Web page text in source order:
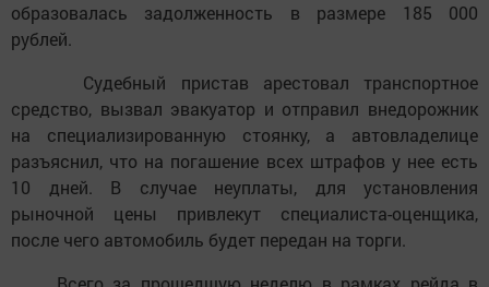
образовалась задолженность в размере 185 000
рублей.
Судебный пристав арестовал транспортное
средство, вызвал эвакуатор и отправил внедорожник
на специализированную стоянку, а автовладелице
разъяснил, что на погашение всех штрафов у нее есть
10 дней. В случае неуплаты, для установления
рыночной цены привлекут специалиста-оценщика,
после чего автомобиль будет передан на торги.